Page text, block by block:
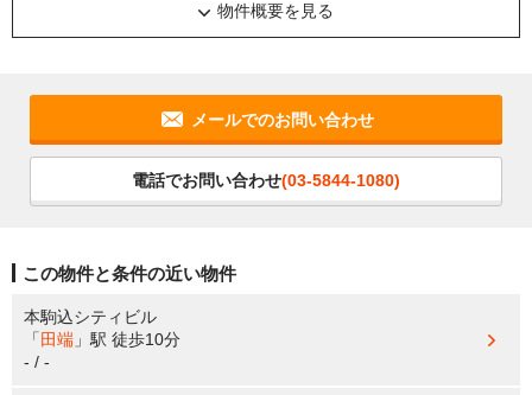
物件概要を見る
メールでのお問い合わせ
電話でお問い合わせ(03-5844-1080)
この物件と条件の近い物件
本駒込シティビル
「 田端 」駅 徒歩10分
- / -